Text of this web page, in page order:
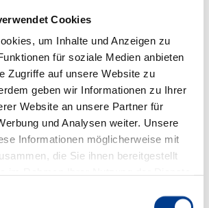
Cookies
um Inhalte und Anzeigen zu
für soziale Medien anbieten
Zugriffe auf unsere Website zu
geben wir Informationen zu Ihrer
Website an unsere Partner für
und Analysen weiter. Unsere
Informationen möglicherweise mit
die Sie ihnen bereitgestellt